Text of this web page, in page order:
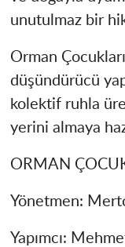
unutulmaz bir
Orman
düşündürücü
kolektif ruhla
yerini almaya
ORMAN
Yönetmen:
Yapımcı: